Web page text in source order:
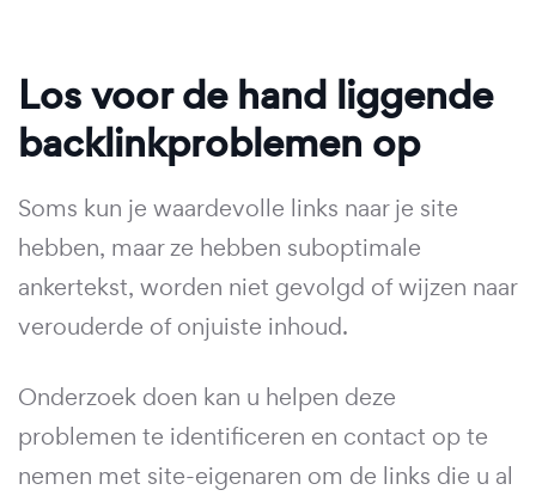
Los voor de hand liggende
backlinkproblemen op
Soms kun je waardevolle links naar je site
hebben, maar ze hebben suboptimale
ankertekst, worden niet gevolgd of wijzen naar
verouderde of onjuiste inhoud.
Onderzoek doen kan u helpen deze
problemen te identificeren en contact op te
nemen met site-eigenaren om de links die u al